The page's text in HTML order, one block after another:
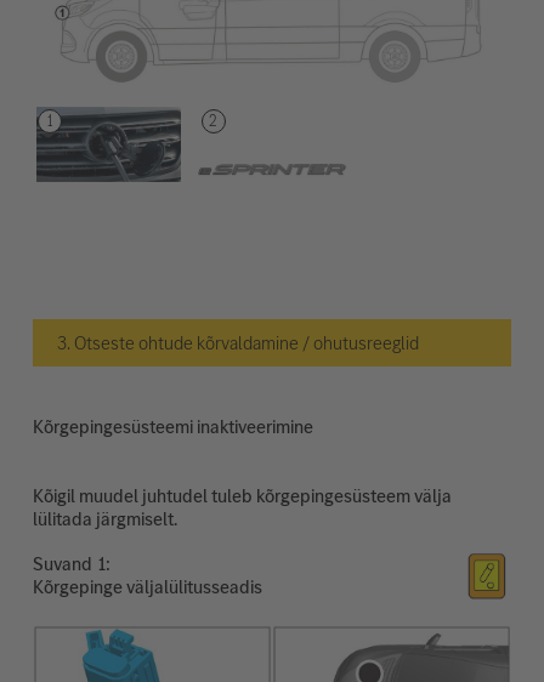
3. Otseste ohtude kõrvaldamine / ohutusreeglid
Kõrgepingesüsteemi inaktiveerimine
Kõigil muudel juhtudel tuleb kõrgepingesüsteem välja
lülitada järgmiselt.
Suvand
Kõrgepinge väljalülitusseadis